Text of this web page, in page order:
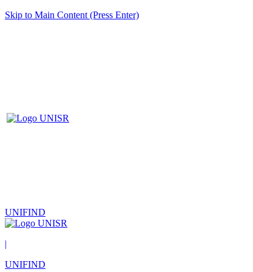
Skip to Main Content (Press Enter)
UNIFIND
|
UNIFIND